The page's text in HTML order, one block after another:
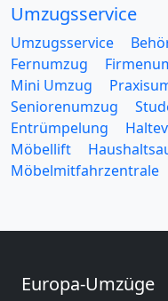
Umzugsservice
Umzugsservice
Fernumzug
Mini Umzug
Seniorenumzug
Entrümpelung
Möbellift
Möbelmitfahrzentrale
Europa-Umzüge